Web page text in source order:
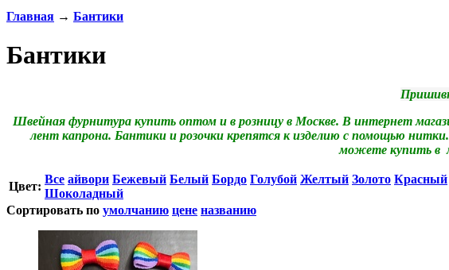
Главная → Бантики
Бантики
Швейная фурнитура купить оптом и в розницу в Москве. В интернет
лент капрона. Бантики и розочки крепятся к изделию с помощью
можете купить в
Цвет:
Все айвори Бежевый Белый Бордо Голубой Желтый Золото Красный
Шоколадный
Сортировать по умолчанию цене названию